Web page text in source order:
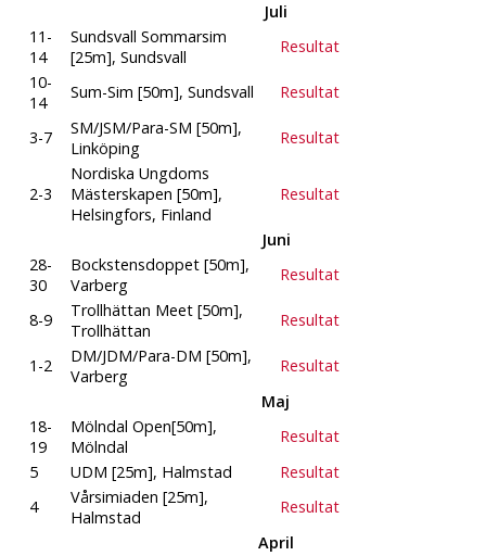
Juli
11-
14
Sundsvall Sommarsim
[25m], Sundsvall
Resultat
10-
14
Sum-Sim [50m], Sundsvall Resultat
3-7
SM/JSM/Para-SM [50m],
Linköping
Resultat
2-3
Nordiska Ungdoms
Mästerskapen [50m],
Helsingfors, Finland
Resultat
Juni
28-
30
Bockstensdoppet [50m],
Varberg
Resultat
8-9
Trollhättan Meet [50m],
Trollhättan
Resultat
1-2
DM/JDM/Para-DM [50m],
Varberg
Resultat
Maj
18-
19
Mölndal Open[50m],
Mölndal
Resultat
5
UDM [25m], Halmstad
Resultat
4
Vårsimiaden [25m],
Halmstad
Resultat
April